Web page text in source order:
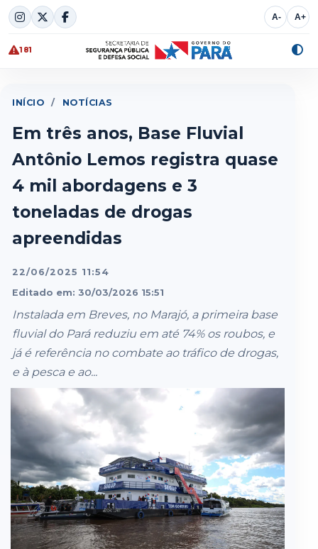
Skip
to
content
A- A+
181
INÍCIO / NOTÍCIAS
Em três anos, Base Fluvial
Antônio Lemos registra quase
4 mil abordagens e 3
toneladas de drogas
apreendidas
22/06/2025 11:54
Editado em: 30/03/2026 15:51
Instalada em Breves, no Marajó, a primeira base
fluvial do Pará reduziu em até 74% os roubos, e
já é referência no combate ao tráfico de drogas,
e à pesca e ao...